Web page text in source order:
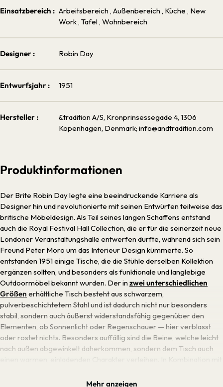
Einsatzbereich : Arbeitsbereich , Außenbereich , Küche , New
Work , Tafel , Wohnbereich
Designer : Robin Day
Entwurfsjahr : 1951
Hersteller :
&tradition A/S, Kronprinsessegade 4, 1306
Kopenhagen, Denmark; info@andtradition.com
Produktinformationen
Der Brite Robin Day legte eine beeindruckende Karriere als
Designer hin und revolutionierte mit seinen Entwürfen teilweise das
britische Möbeldesign. Als Teil seines langen Schaffens entstand
auch die Royal Festival Hall Collection, die er für die seinerzeit neue
Londoner Veranstaltungshalle entwerfen durfte, während sich sein
Freund Peter Moro um das Interieur Design kümmerte. So
entstanden 1951 einige Tische, die die Stühle derselben Kollektion
ergänzen sollten, und besonders als funktionale und langlebige
Outdoormöbel bekannt wurden. Der in zwei unterschiedlichen
Größen erhältliche Tisch besteht aus schwarzem,
pulverbeschichtetem Stahl und ist dadurch nicht nur besonders
stabil, sondern auch äußerst widerstandsfähig gegenüber den
Elementen, ob Sonnenlicht oder Regenschauer — hier verblasst
oder rostet nichts. Besonders auffällig sind die Beine, welche leicht
nach außen abgewinkelt daherkommen, sondern dem Tisch auch
Formenkombination, die zum Highlight auf jeder Terrasse wird und
Mehr anzeigen